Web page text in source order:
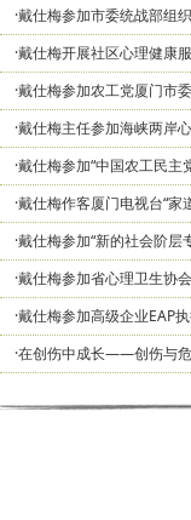
·戴仕梅参加市委统战部组
·戴仕梅开展社区心理健康
·戴仕梅参加农工党厦门市
·戴仕梅主任参加海峡两岸
·戴仕梅参加“中国农工民
·戴仕梅作客厦门电视台“家
·戴仕梅参加“新的社会阶
·戴仕梅参加省心理卫生协
·戴仕梅参加高级企业EAP
·在创伤中成长——创伤与